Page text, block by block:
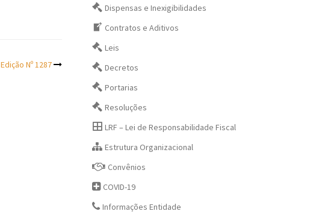
Edição Nº 1287
Dispensas e Inexigibilidades
Contratos e Aditivos
Leis
Decretos
Portarias
Resoluções
LRF – Lei de Responsabilidade Fiscal
Estrutura Organizacional
Convênios
COVID-19
Informações Entidade